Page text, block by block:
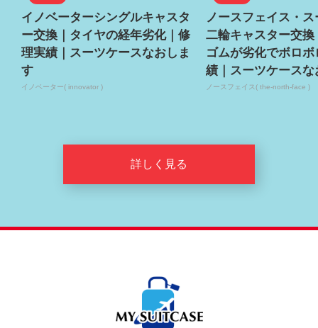
イノベーターシングルキャスタ
ー交換｜タイヤの経年劣化｜修
理実績｜スーツケースなおしま
す
イノベーター( innovator )
ノースフェイス・
二輪キャスター交換
ゴムが劣化でボロ
績｜スーツケースな
ノースフェイス( the-north-face )
詳しく見る